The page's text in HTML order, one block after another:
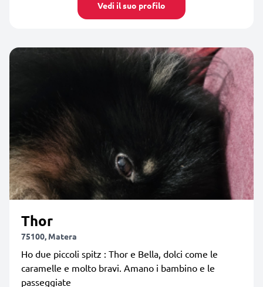
Vedi il suo profilo
Thor
75100, Matera
Ho due piccoli spitz : Thor e Bella, dolci come le
caramelle e molto bravi. Amano i bambino e le
passeggiate